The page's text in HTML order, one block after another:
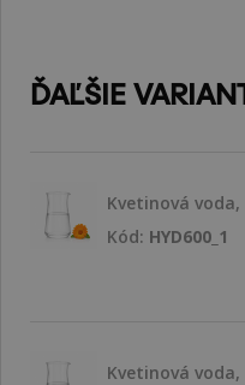
ĎAĽŠIE
Kvetinová
Kód: HYD600_1
Kvetinová